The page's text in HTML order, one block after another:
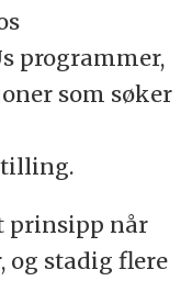
programmer,
som søker
prinsipp når
og stadig flere